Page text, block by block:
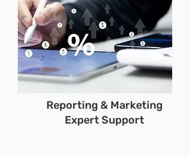
Reporting & Marketing
Expert Support